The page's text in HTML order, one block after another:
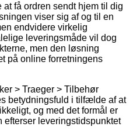
få ordren sendt hjem til dig
viser sig af og til en
endvidere virkelig
leveringsmåde vil dog
men den løsning
på online forretningens
> Traeger > Tilbehør
betydningsfuld i tilfælde af at
og med det formål er
leveringstidspunktet